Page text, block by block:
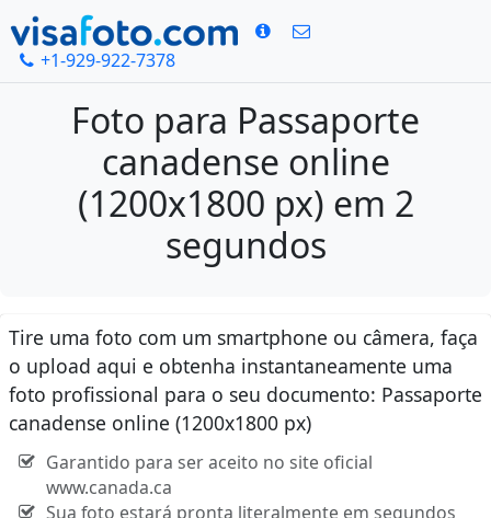
+1-929-922-7378
Foto para Passaporte
canadense online
(1200x1800 px) em 2
segundos
Tire uma foto com um smartphone ou câmera, faça
o upload aqui e obtenha instantaneamente uma
foto profissional para o seu documento: Passaporte
canadense online (1200x1800 px)
Garantido para ser aceito no site oficial
www.canada.ca
Sua foto estará pronta literalmente em segundos